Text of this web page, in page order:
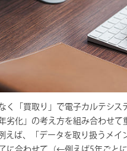
く「買取り」で電子カルテシ
劣化」の考え方を組み合わせ
えば、「データを取り扱うメ
に合わせて（←例えば5年ごと